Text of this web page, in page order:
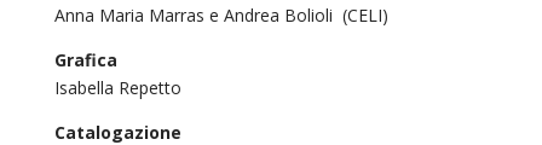
Anna Maria Marras e Andrea Bolioli (CELI)
Grafica
Isabella Repetto
Catalogazione